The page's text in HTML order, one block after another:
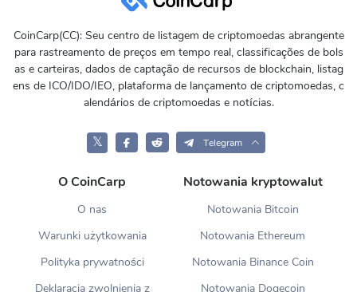
CoinCarp(CC): Seu centro de listagem de criptomoedas abrangente
para rastreamento de preços em tempo real, classificações de bols
as e carteiras, dados de captação de recursos de blockchain, listag
ens de ICO/IDO/IEO, plataforma de lançamento de criptomoedas, c
alendários de criptomoedas e notícias.
𝕏 Telegram
O CoinCarp
O nas
Warunki użytkowania
Polityka prywatności
Deklaracja zwolnienia z
Notowania kryptowalut
Notowania Bitcoin
Notowania Ethereum
Notowania Binance Coin
Notowania Dogecoin